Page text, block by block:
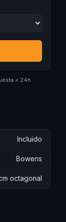
< 24h
Incluido
Bowens
octagonal